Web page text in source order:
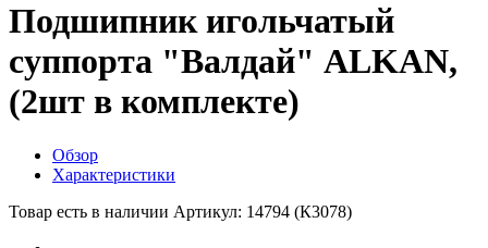
Подшипник игольчатый
суппорта "Валдай" ALKAN,
(2шт в комплекте)
Обзор
Характеристики
Товар есть в наличии Артикул: 14794 (К3078)